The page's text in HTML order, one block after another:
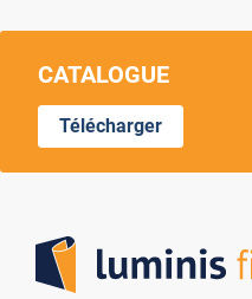
CATALOGUE
Télécharger